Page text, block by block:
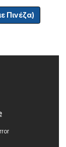
Πινέζα)